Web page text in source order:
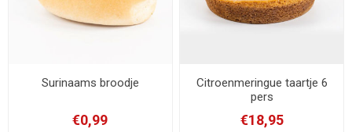
Surinaams broodje
€0,99
Citroenmeringue taartje 6
pers
€18,95